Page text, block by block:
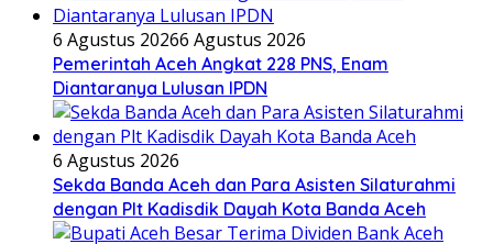
6 Agustus 20266 Agustus 2026
Pemerintah Aceh Angkat 228 PNS, Enam
Diantaranya Lulusan IPDN
6 Agustus 2026
Sekda Banda Aceh dan Para Asisten Silaturahmi
dengan Plt Kadisdik Dayah Kota Banda Aceh